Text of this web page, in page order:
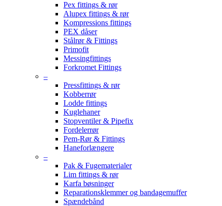
Pex fittings & rør
Alupex fittings & rør
Kompressions fittings
PEX dåser
Stålrør & Fittings
Primofit
Messingfittings
Forkromet Fittings
–
Pressfittings & rør
Kobberrør
Lodde fittings
Kuglehaner
Stopventiler & Pipefix
Fordelerrør
Pem-Rør & Fittings
Haneforlængere
–
Pak & Fugematerialer
Lim fittings & rør
Karfa bøsninger
Reparationsklemmer og bandagemuffer
Spændebånd